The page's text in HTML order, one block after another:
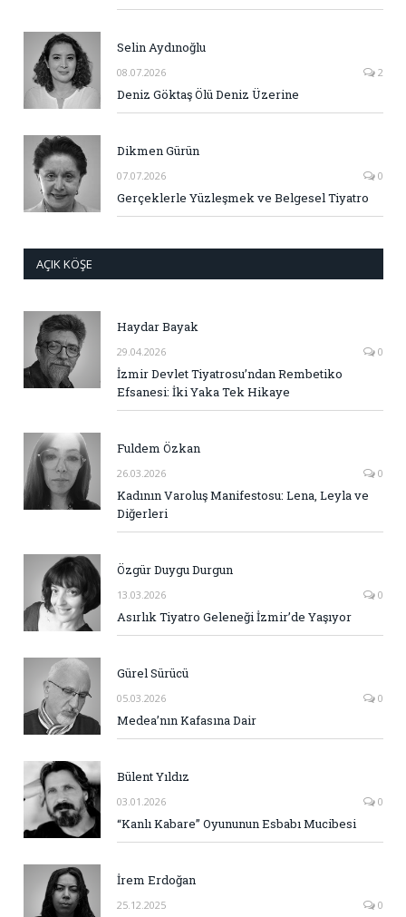
Selin Aydınoğlu
08.07.2026 2
Deniz Göktaş Ölü Deniz Üzerine
Dikmen Gürün
07.07.2026 0
Gerçeklerle Yüzleşmek ve Belgesel Tiyatro
AÇIK KÖŞE
Haydar Bayak
29.04.2026 0
İzmir Devlet Tiyatrosu’ndan Rembetiko
Efsanesi: İki Yaka Tek Hikaye
Fuldem Özkan
26.03.2026 0
Kadının Varoluş Manifestosu: Lena, Leyla ve
Diğerleri
Özgür Duygu Durgun
13.03.2026 0
Asırlık Tiyatro Geleneği İzmir’de Yaşıyor
Gürel Sürücü
05.03.2026 0
Medea’nın Kafasına Dair
Bülent Yıldız
03.01.2026 0
“Kanlı Kabare” Oyununun Esbabı Mucibesi
İrem Erdoğan
25.12.2025 0